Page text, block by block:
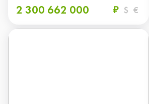
2 300 662 000 ₽ $ €